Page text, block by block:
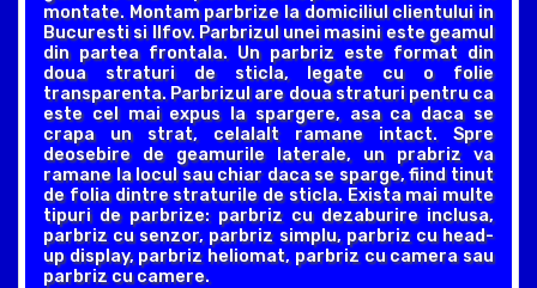
montate. Montam parbrize la domiciliul clientului in
Bucuresti si Ilfov. Parbrizul unei masini este geamul
din partea frontala. Un parbriz este format din
doua straturi de sticla, legate cu o folie
transparenta. Parbrizul are doua straturi pentru ca
este cel mai expus la spargere, asa ca daca se
crapa un strat, celalalt ramane intact. Spre
deosebire de geamurile laterale, un prabriz va
ramane la locul sau chiar daca se sparge, fiind tinut
de folia dintre straturile de sticla. Exista mai multe
tipuri de parbrize: parbriz cu dezaburire inclusa,
parbriz cu senzor, parbriz simplu, parbriz cu head-
up display, parbriz heliomat, parbriz cu camera sau
parbriz cu camere.